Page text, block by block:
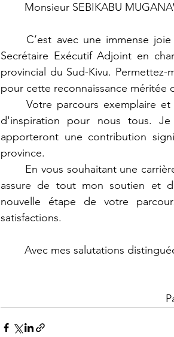
Monsieur SEBIKABU
Secrétaire Exécutif Adjoint en
provincial du Sud-Kivu.
pour cette reconnaissance méritée
	Votre parcours exemplaire et votre dévouement au service public sont des sources
d'inspiration pour nous tous.
apporteront une contribution
province.
assure de tout mon soutien et
nouvelle étape de votre
satisfactions.
Avec mes salutations